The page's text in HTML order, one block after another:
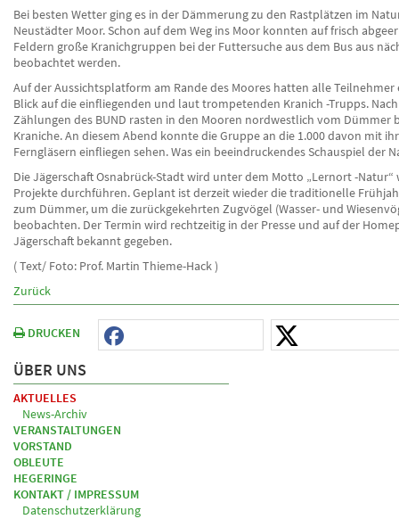
Bei besten Wetter ging es in der Dämmerung zu den Rastplätzen im
Neustädter Moor. Schon auf dem Weg ins Moor konnten auf frisch
Feldern große Kranichgruppen bei der Futtersuche aus dem Bus aus
beobachtet werden.
Auf der Aussichtsplatform am Rande des Moores hatten alle Teilnehmer
Blick auf die einfliegenden und laut trompetenden Kranich -Trupps.
Zählungen des BUND rasten in den Mooren nordwestlich vom Dümmer
Kraniche. An diesem Abend konnte die Gruppe an die 1.000 davon mit
Ferngläsern einfliegen sehen. Was ein beeindruckendes Schauspiel der
Die Jägerschaft Osnabrück-Stadt wird unter dem Motto „Lernort -Natur“
Projekte durchführen. Geplant ist derzeit wieder die traditionelle
zum Dümmer, um die zurückgekehrten Zugvögel (Wasser- und
beobachten. Der Termin wird rechtzeitig in der Presse und auf der
Jägerschaft bekannt gegeben.
( Text/ Foto: Prof. Martin Thieme-Hack )
Zurück
DRUCKEN
ÜBER UNS
AKTUELLES
News-Archiv
VERANSTALTUNGEN
VORSTAND
OBLEUTE
HEGERINGE
KONTAKT / IMPRESSUM
Datenschutzerklärung